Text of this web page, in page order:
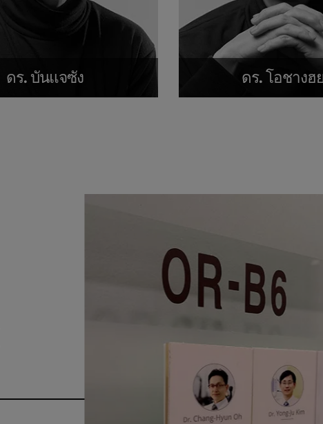
ดร. บันแจซัง ดร. โอชางฮ